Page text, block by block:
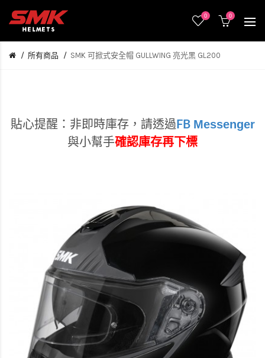
0 0
所有商品 SMK 可掀式安全帽 GULLWING 亮光黑 GL200
貼心提醒：非即時庫存， 請透過 FB Messenger
與小幫手確認庫存再下標